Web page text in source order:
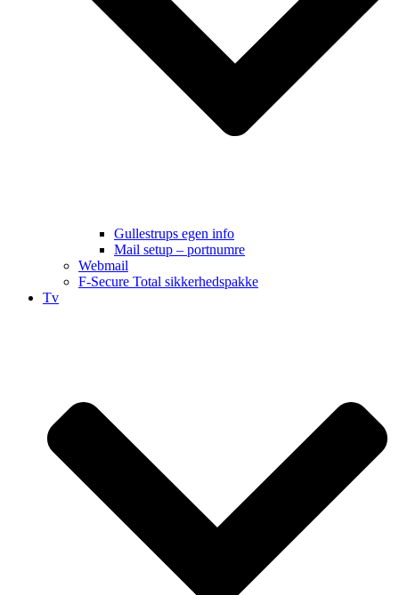
Gullestrups egen info
Mail setup – portnumre
Webmail
F-Secure Total sikkerhedspakke
Tv